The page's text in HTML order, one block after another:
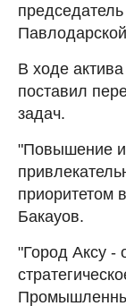
В ходе
поставил
задач.
"Повышение
приоритетом
Бакауов.
"Город Аксу -